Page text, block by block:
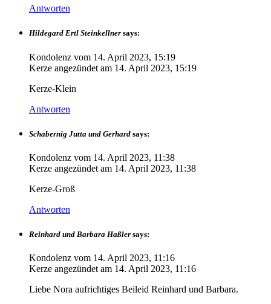
Antworten
Hildegard Ertl Steinkellner says:
Kondolenz vom 14. April 2023, 15:19
Kerze angezündet am 14. April 2023, 15:19
Kerze-Klein
Antworten
Schabernig Jutta und Gerhard says:
Kondolenz vom 14. April 2023, 11:38
Kerze angezündet am 14. April 2023, 11:38
Kerze-Groß
Antworten
Reinhard und Barbara Haßler says:
Kondolenz vom 14. April 2023, 11:16
Kerze angezündet am 14. April 2023, 11:16
Liebe Nora aufrichtiges Beileid Reinhard und Barbara.